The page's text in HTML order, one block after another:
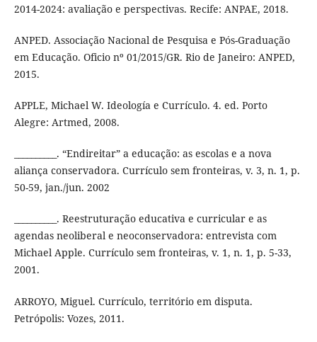
2014-2024: avaliação e perspectivas. Recife: ANPAE, 2018.
ANPED. Associação Nacional de Pesquisa e Pós-Graduação
em Educação. Oficio nº 01/2015/GR. Rio de Janeiro: ANPED,
2015.
APPLE, Michael W. Ideología e Currículo. 4. ed. Porto
Alegre: Artmed, 2008.
__________. “Endireitar” a educação: as escolas e a nova
aliança conservadora. Currículo sem fronteiras, v. 3, n. 1, p.
50-59, jan./jun. 2002
__________. Reestruturação educativa e curricular e as
agendas neoliberal e neoconservadora: entrevista com
Michael Apple. Currículo sem fronteiras, v. 1, n. 1, p. 5-33,
2001.
ARROYO, Miguel. Currículo, território em disputa.
Petrópolis: Vozes, 2011.